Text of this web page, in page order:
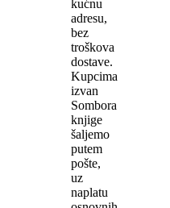
kućnu
adresu,
bez
troškova
dostave.
Kupcima
izvan
Sombora
knjige
šaljemo
putem
pošte,
uz
naplatu